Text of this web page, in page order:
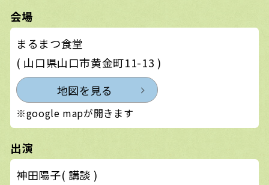
会場
まるまつ食堂
( 山口県山口市黄金町11-13 )
地図を見る
※google mapが開きます
出演
神田陽子( 講談 )